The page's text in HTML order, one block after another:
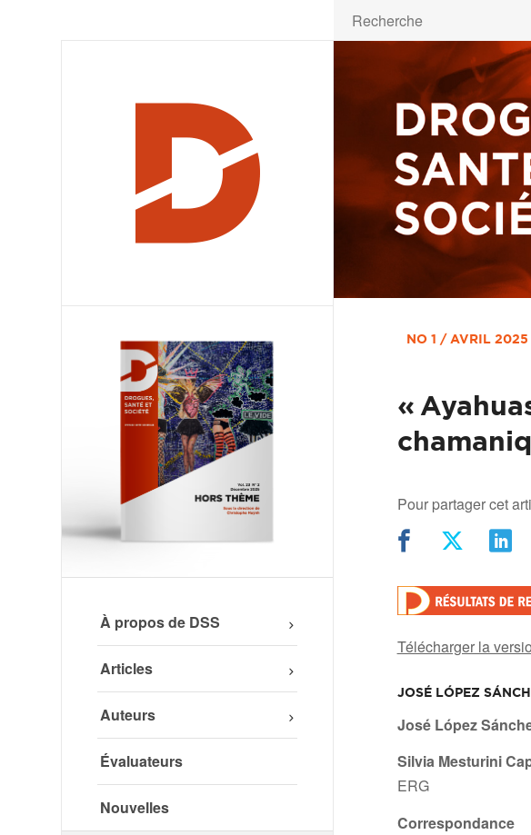
À propos de DSS
Articles
Auteurs
Évaluateurs
Nouvelles
NO 1 / AVRIL 2025
«
Pour partager cet
Télécharger la
JOSÉ LÓPEZ
José López
Silvia Mesturini
ERG
Correspondance